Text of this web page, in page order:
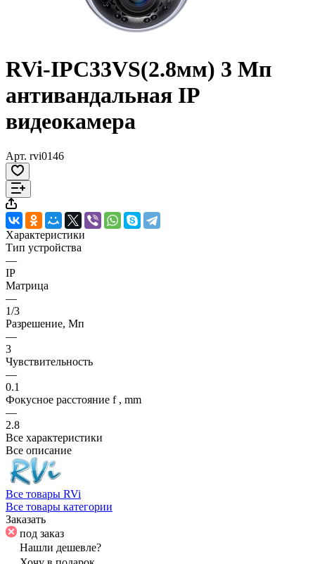
RVi-IPC33VS(2.8мм) 3 Мп
антивандальная IP
видеокамера
Арт. rvi0146
Характеристики
Тип устройства
—
IP
Матрица
—
1/3
Разрешение, Мп
—
3
Чувствительность
—
0.1
Фокусное расстояние f , mm
—
2.8
Все характеристики
Все описание
Все товары RVi
Все товары категории
Заказать
под заказ
Нашли дешевле?